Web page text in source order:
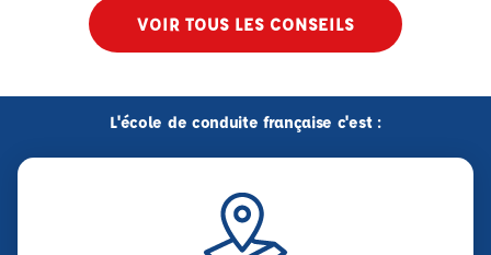
VOIR TOUS LES CONSEILS
L'école de conduite française c'est :